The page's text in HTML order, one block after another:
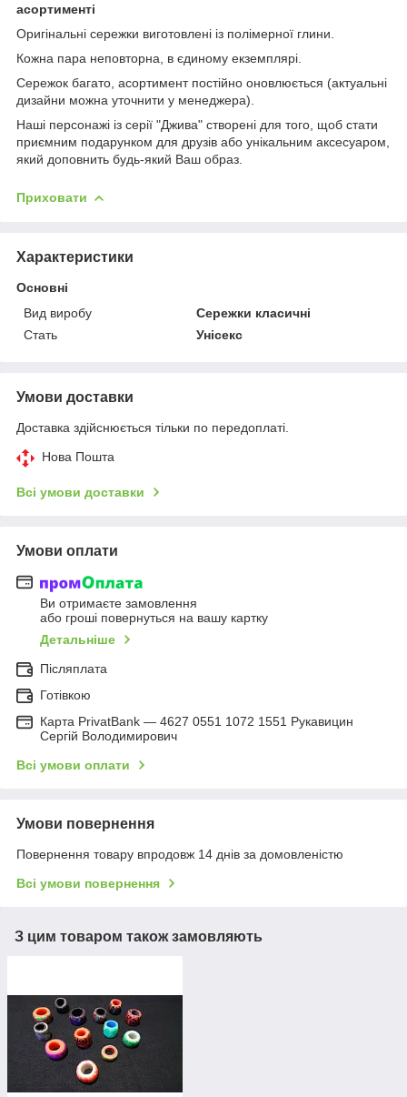
асортименті
Оригінальні сережки виготовлені із полімерної глини.
Кожна пара неповторна, в єдиному екземплярі.
Сережок багато, асортимент постійно оновлюється (актуальні
дизайни можна уточнити у менеджера).
Наші персонажі із серії "Джива" створені для того, щоб стати
приємним подарунком для друзів або унікальним аксесуаром,
який доповнить будь-який Ваш образ.
Приховати
Характеристики
Основні
Вид виробу
Сережки класичні
Стать
Унісекс
Умови доставки
Доставка здійснюється тільки по передоплаті.
Нова Пошта
Всі умови доставки
Умови оплати
Ви отримаєте замовлення
або гроші повернуться на вашу картку
Детальніше
Післяплата
Готівкою
Карта PrivatBank — 4627 0551 1072 1551 Рукавицин
Сергій Володимирович
Всі умови оплати
Умови повернення
Повернення товару впродовж 14 днів за домовленістю
Всі умови повернення
З цим товаром також замовляють